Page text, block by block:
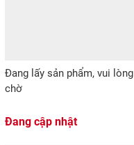
Đang lấy sản phẩm, vui lòng
chờ
Đang cập nhật